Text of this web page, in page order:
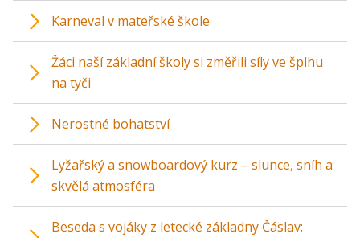
Karneval v mateřské škole
Žáci naší základní školy si změřili síly ve šplhu
na tyči
Nerostné bohatství
Lyžařský a snowboardový kurz – slunce, sníh a
skvělá atmosféra
Beseda s vojáky z letecké základny Čáslav: